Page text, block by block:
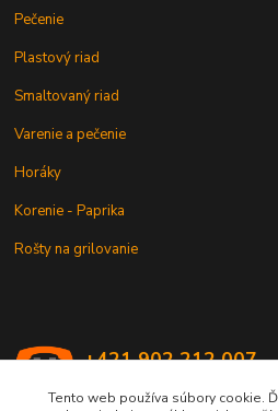
Pečenie
Plastový riad
Smaltovaný riad
Varenie a pečenie
Horáky
Korenie - Paprika
Rošty na grilovanie
+421 902 212 007
Tento web používa súbory cookie.